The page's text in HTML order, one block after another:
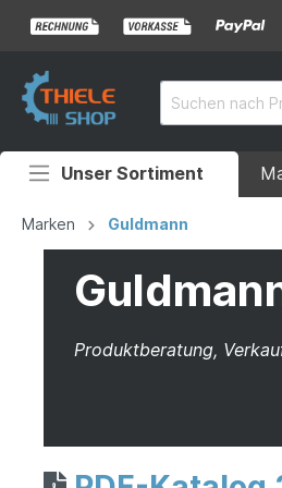
Unser Sortiment
Auffahrrampen
Rollstuhlrampen
Überladebrücken
Absperrtechnik
Marken Guldmann
Produktberatung,